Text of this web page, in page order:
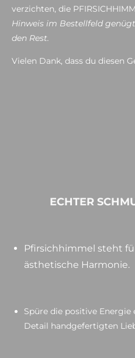
verzichten, die
Hinweis im Bestellfeld
den Rest.
Vielen Dank, dass du diesen
ECHTER
Pfirsichhimmel steht
ästhetische Harmonie.
Spüre die positive
Detail handgefertigten